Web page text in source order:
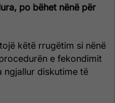
po bëhet nënë për
këtë rrugëtim si nënë
e fekondimit
ngjallur diskutime të